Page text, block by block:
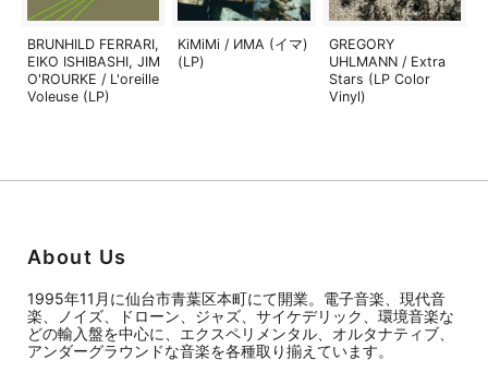
BRUNHILD FERRARI,
EIKO ISHIBASHI, JIM
O'ROURKE / L'oreille
Voleuse (LP)
KiMiMi / ИМА (イマ)
(LP)
GREGORY
UHLMANN / Extra
Stars (LP Color
Vinyl)
About Us
1995年11月に仙台市青葉区本町にて開業。電子音楽、現代音
楽、ノイズ、ドローン、ジャズ、サイケデリック、環境音楽な
どの輸入盤を中心に、エクスペリメンタル、オルタナティブ、
アンダーグラウンドな音楽を各種取り揃えています。